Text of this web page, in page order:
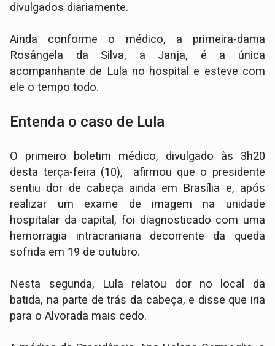
divulgados diariamente.
Ainda conforme o médico, a primeira-dama
Rosângela da Silva, a Janja, é a única
acompanhante de Lula no hospital e esteve com
ele o tempo todo.
Entenda o caso de Lula
O primeiro boletim médico, divulgado às 3h20
desta terça-feira (10), afirmou que o presidente
sentiu dor de cabeça ainda em Brasília e, após
realizar um exame de imagem na unidade
hospitalar da capital, foi diagnosticado com uma
hemorragia intracraniana decorrente da queda
sofrida em 19 de outubro.
Nesta segunda, Lula relatou dor no local da
batida, na parte de trás da cabeça, e disse que iria
para o Alvorada mais cedo.